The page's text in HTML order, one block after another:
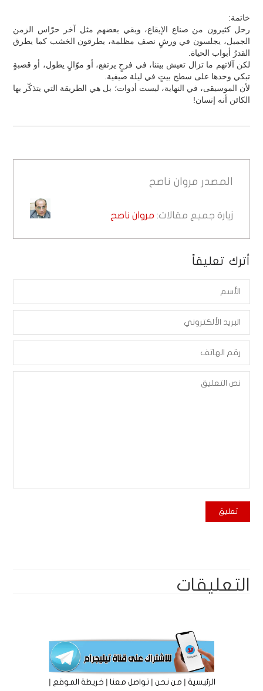
خاتمة:
رحل كثيرون من صناع الإيقاع، وبقي بعضهم مثل آخر حرّاس الزمن
الجميل، يجلسون في ورشٍ نصف مظلمة، يطرقون الخشب كما يطرق
القدرُ أبواب الحياة.
لكن آلاتهم ما تزال تعيش بيننا، في فرحٍ يرتفع، أو موّالٍ يطول، أو قصبةٍ
تبكي وحدها على سطح بيتٍ في ليلة صيفية.
لأن الموسيقى، في النهاية، ليست أدوات؛ بل هي الطريقة التي يتذكّر بها
الكائن أنه إنسان!
المصدر مروان ناصح
زيارة جميع مقالات: مروان ناصح
أترك تعليقاً
التعليقات
الرئيسية|من نحن|تواصل معنا|خريطة الموقع |